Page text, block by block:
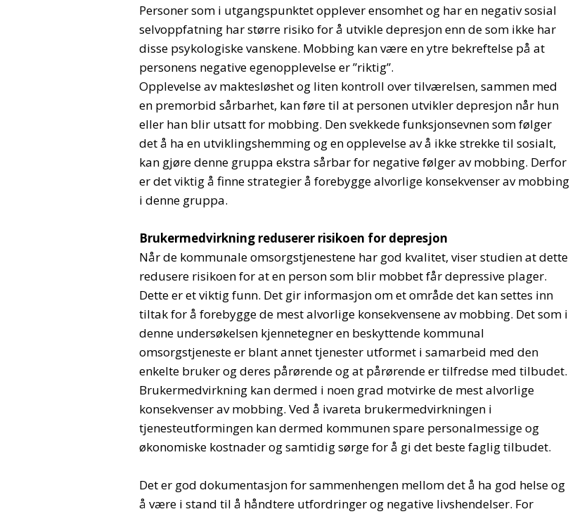
Personer som i utgangspunktet opplever ensomhet og har en negativ sosial
selvoppfatning har større risiko for å utvikle depresjon enn de som ikke har
disse psykologiske vanskene. Mobbing kan være en ytre bekreftelse på at
personens negative egenopplevelse er ”riktig”.
Opplevelse av maktesløshet og liten kontroll over tilværelsen, sammen med
en premorbid sårbarhet, kan føre til at personen utvikler depresjon når hun
eller han blir utsatt for mobbing. Den svekkede funksjonsevnen som følger
det å ha en utviklingshemming og en opplevelse av å ikke strekke til sosialt,
kan gjøre denne gruppa ekstra sårbar for negative følger av mobbing. Derfor
er det viktig å finne strategier å forebygge alvorlige konsekvenser av mobbing
i denne gruppa.
Brukermedvirkning reduserer risikoen for depresjon
Når de kommunale omsorgstjenestene har god kvalitet, viser studien at dette
redusere risikoen for at en person som blir mobbet får depressive plager.
Dette er et viktig funn. Det gir informasjon om et område det kan settes inn
tiltak for å forebygge de mest alvorlige konsekvensene av mobbing. Det som i
denne undersøkelsen kjennetegner en beskyttende kommunal
omsorgstjeneste er blant annet tjenester utformet i samarbeid med den
enkelte bruker og deres pårørende og at pårørende er tilfredse med tilbudet.
Brukermedvirkning kan dermed i noen grad motvirke de mest alvorlige
konsekvenser av mobbing. Ved å ivareta brukermedvirkningen i
tjenesteutformingen kan dermed kommunen spare personalmessige og
økonomiske kostnader og samtidig sørge for å gi det beste faglig tilbudet.
Det er god dokumentasjon for sammenhengen mellom det å ha god helse og
å være i stand til å håndtere utfordringer og negative livshendelser. For